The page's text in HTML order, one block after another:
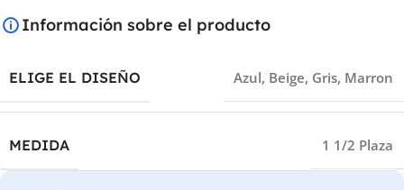
Información sobre el producto
ELIGE EL DISEÑO Azul, Beige, Gris, Marron
MEDIDA 1 1/2 Plaza